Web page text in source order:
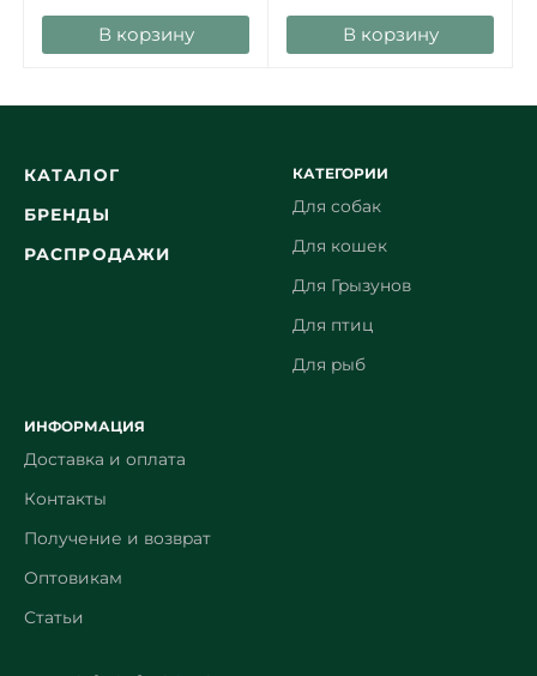
В корзину В корзину
КАТАЛОГ
БРЕНДЫ
РАСПРОДАЖИ
КАТЕГОРИИ
Для собак
Для кошек
Для Грызунов
Для птиц
Для рыб
ИНФОРМАЦИЯ
Доставка и оплата
Контакты
Получение и возврат
Оптовикам
Статьи